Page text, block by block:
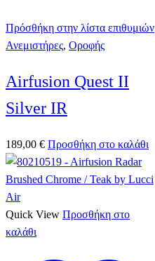
Πρόσθήκη στην λίστα επιθυμιών
Ανεμιστήρες, Οροφής
Airfusion Quest II
Silver IR
189,00 € Προσθήκη στο καλάθι
Quick View Προσθήκη στο
καλάθι